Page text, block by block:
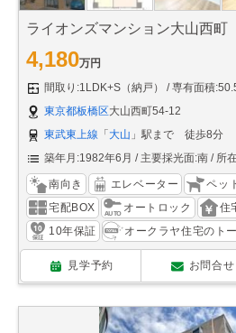
ライオンズマンション大山西町
4,180万円
間取り:1LDK+S（納戸）
専有面積
東京都板橋区大山西町54-12
東武東上線 「 大山 」駅まで 徒歩8分
築年月:1982年6月
主要採光面:南 所
南向き エレベーター ペッ
宅配BOX
オートロック
住
10年保証
オークラヤ住宅のト
見学予約 お問合せ